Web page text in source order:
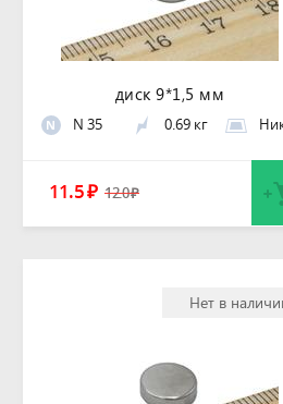
диск 9*1,5 мм
N N 35 0.69 кг
11.5₽ 12.0₽
Нет в